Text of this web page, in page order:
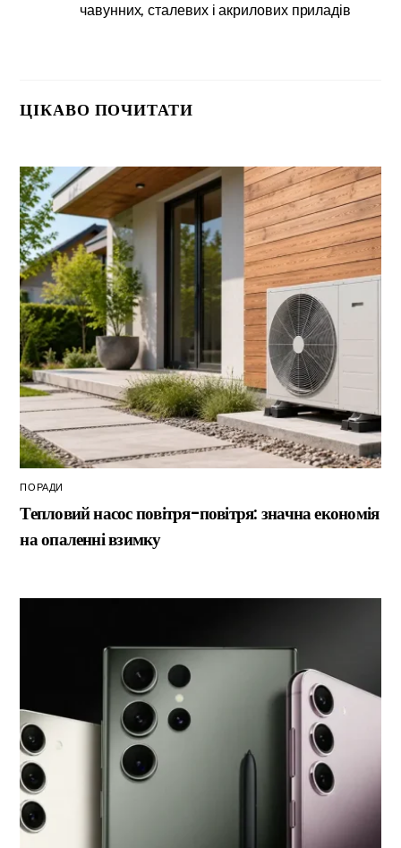
чавунних, сталевих і акрилових приладів
ЦІКАВО ПОЧИТАТИ
ПОРАДИ
Тепловий насос повітря-повітря: значна економія
на опаленні взимку